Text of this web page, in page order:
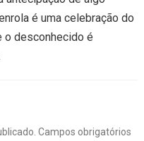
é uma celebração do
o desconhecido é
Campos obrigatórios